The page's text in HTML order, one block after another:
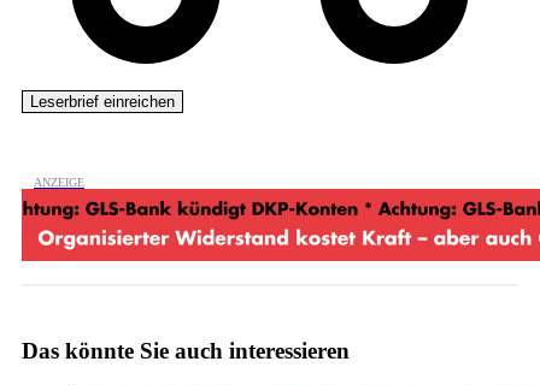
Das könnte Sie auch interessieren